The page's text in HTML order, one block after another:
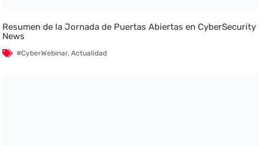
Resumen de la Jornada de Puertas Abiertas en CyberSecurity
News
#CyberWebinar,Actualidad